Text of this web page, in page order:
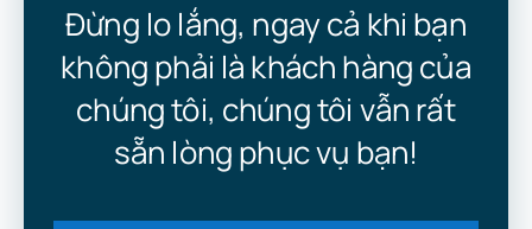
Đừng lo lắng, ngay cả khi bạn
không phải là khách hàng của
chúng tôi, chúng tôi vẫn rất
sẵn lòng phục vụ bạn!